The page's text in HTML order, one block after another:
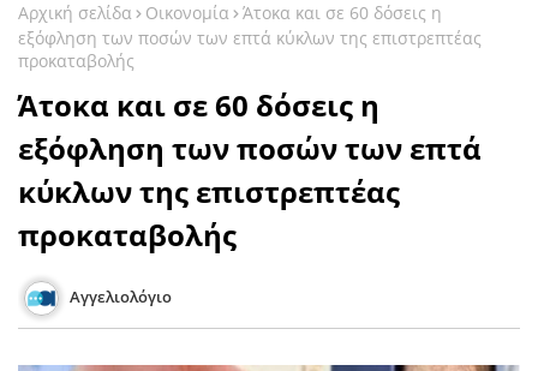
Αρχική σελίδα Οικονομία Άτοκα και σε 60 δόσεις η
εξόφληση των ποσών των επτά κύκλων της επιστρεπτέας
προκαταβολής
Άτοκα και σε 60 δόσεις η
εξόφληση των ποσών των επτά
κύκλων της επιστρεπτέας
προκαταβολής
Αγγελιολόγιο